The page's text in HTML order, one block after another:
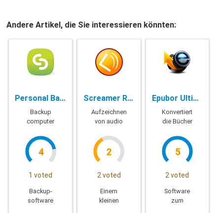
Andere Artikel, die Sie interessieren könnten:
Personal Backup - 6.1.7.0
Backup
computer
4
1 voted
Backup-
software
Screamer Radio - 1.7265
Aufzeichnen
von audio
2
2 voted
Einem
kleinen
Epubor Ultimate Converter - 3.0.12.707
Konvertiert
die Bücher
5
2 voted
Software
zum